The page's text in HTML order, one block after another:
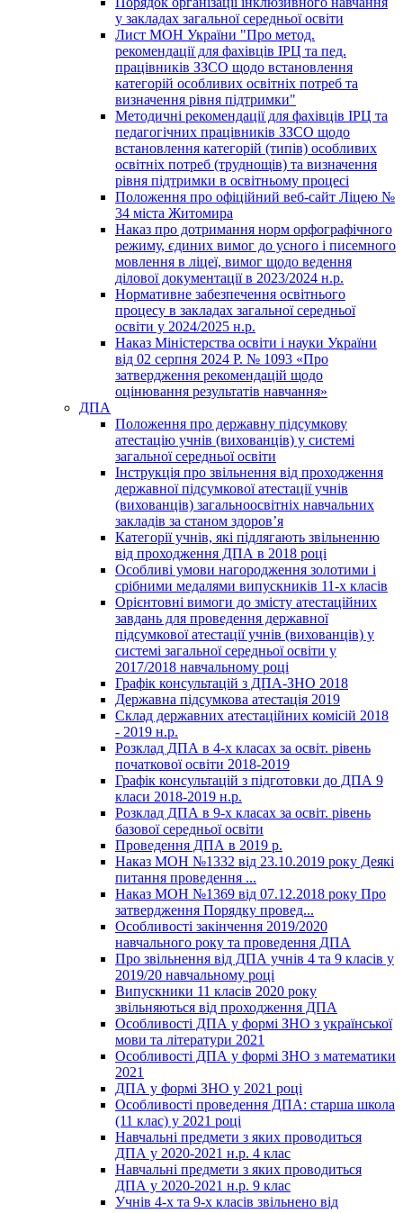
у закладах загальної середньої освіти
Лист МОН України "Про метод.
рекомендації для фахівців ІРЦ та пед.
працівників ЗЗСО щодо встановлення
категорій особливих освітніх потреб та
визначення рівня підтримки"
Методичні рекомендації для фахівців ІРЦ та
педагогічних працівників ЗЗСО щодо
встановлення категорій (типів) особливих
освітніх потреб (труднощів) та визначення
рівня підтримки в освітньому процесі
Положення про офіційний веб-сайт Ліцею №
34 міста Житомира
Наказ про дотримання норм орфографічного
режиму, єдиних вимог до усного і писемного
мовлення в ліцеї, вимог щодо ведення
ділової документації в 2023/2024 н.р.
Нормативне забезпечення освітнього
процесу в закладах загальної середньої
освіти у 2024/2025 н.р.
Наказ Міністерства освіти і науки України
від 02 серпня 2024 Р. № 1093 «Про
затвердження рекомендацій щодо
оцінювання результатів навчання»
ДПА
Положення про державну підсумкову
атестацію учнів (вихованців) у системі
загальної середньої освіти
Інструкція про звільнення від проходження
державної підсумкової атестації учнів
(вихованців) загальноосвітніх навчальних
закладів за станом здоров’я
Категорії учнів, які підлягають звільненню
від проходження ДПА в 2018 році
Особливі умови нагородження золотими і
срібними медалями випускників 11-х класів
Орієнтовні вимоги до змісту атестаційних
завдань для проведення державної
підсумкової атестації учнів (вихованців) у
системі загальної середньої освіти у
2017/2018 навчальному році
Графік консультацій з ДПА-ЗНО 2018
Державна підсумкова атестація 2019
Склад державних атестаційних комісій 2018
- 2019 н.р.
Розклад ДПА в 4-х класах за освіт. рівень
початкової освіти 2018-2019
Графік консультацій з підготовки до ДПА 9
класи 2018-2019 н.р.
Розклад ДПА в 9-х класах за освіт. рівень
базової середньої освіти
Проведення ДПА в 2019 р.
Наказ МОН №1332 від 23.10.2019 року Деякі
питання проведення ...
Наказ МОН №1369 від 07.12.2018 року Про
затвердження Порядку провед...
Особливості закінчення 2019/2020
навчального року та проведення ДПА
Про звільнення від ДПА учнів 4 та 9 класів у
2019/20 навчальному році
Випускники 11 класів 2020 року
звільняються від проходження ДПА
Особливості ДПА у формі ЗНО з української
мови та літератури 2021
Особливості ДПА у формі ЗНО з математики
2021
ДПА у формі ЗНО у 2021 році
Особливості проведення ДПА: старша школа
(11 клас) у 2021 році
Навчальні предмети з яких проводиться
ДПА у 2020-2021 н.р. 4 клас
Навчальні предмети з яких проводиться
ДПА у 2020-2021 н.р. 9 клас
Учнів 4-х та 9-х класів звільнено від